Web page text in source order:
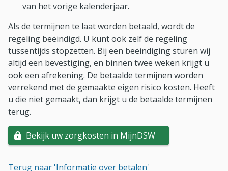
van het vorige kalenderjaar.
Als de termijnen te laat worden betaald, wordt de
regeling beëindigd. U kunt ook zelf de regeling
tussentijds stopzetten. Bij een beëindiging sturen wij
altijd een bevestiging, en binnen twee weken krijgt u
ook een afrekening. De betaalde termijnen worden
verrekend met de gemaakte eigen risico kosten. Heeft
u die niet gemaakt, dan krijgt u de betaalde termijnen
terug.
Bekijk uw zorgkosten in MijnDSW
Terug naar 'Informatie over betalen'